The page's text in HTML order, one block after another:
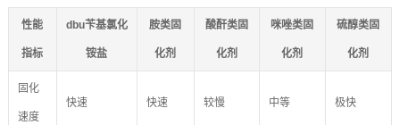
性能
指标
dbu苄基氯化
铵盐
胺类固
化剂
酸酐类固
化剂
咪唑类固
化剂
硫醇类固
化剂
固化
速度
快速 快速 较慢 中等 极快